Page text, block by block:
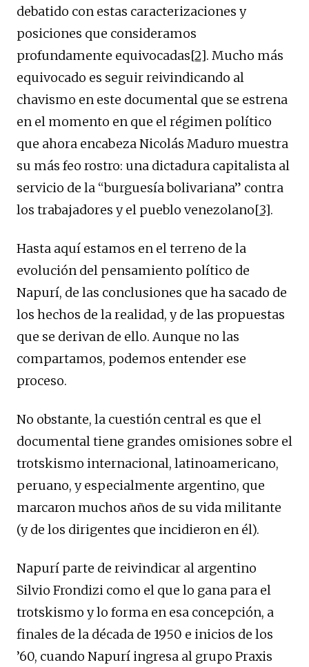
debatido con estas caracterizaciones y
posiciones que consideramos
profundamente equivocadas[2]. Mucho más
equivocado es seguir reivindicando al
chavismo en este documental que se estrena
en el momento en que el régimen político
que ahora encabeza Nicolás Maduro muestra
su más feo rostro: una dictadura capitalista al
servicio de la “burguesía bolivariana” contra
los trabajadores y el pueblo venezolano[3].
Hasta aquí estamos en el terreno de la
evolución del pensamiento político de
Napurí, de las conclusiones que ha sacado de
los hechos de la realidad, y de las propuestas
que se derivan de ello. Aunque no las
compartamos, podemos entender ese
proceso.
No obstante, la cuestión central es que el
documental tiene grandes omisiones sobre el
trotskismo internacional, latinoamericano,
peruano, y especialmente argentino, que
marcaron muchos años de su vida militante
(y de los dirigentes que incidieron en él).
Napurí parte de reivindicar al argentino
Silvio Frondizi como el que lo gana para el
trotskismo y lo forma en esa concepción, a
finales de la década de 1950 e inicios de los
’60, cuando Napurí ingresa al grupo Praxis